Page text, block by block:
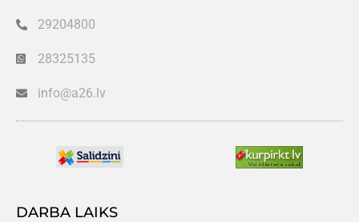
29204800
28325135
info@a26.lv
DARBA LAIKS